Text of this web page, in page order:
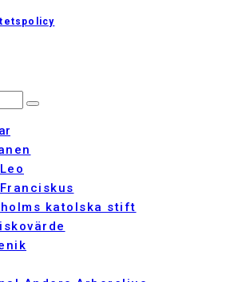
katolska stift